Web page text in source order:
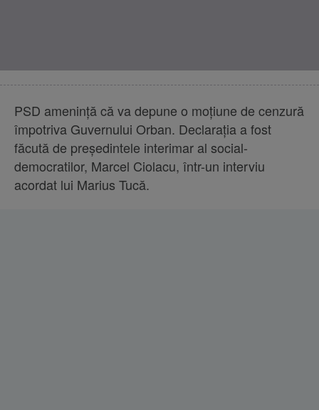
PSD ameninţă că va depune o moţiune de cenzură
împotriva Guvernului Orban. Declaraţia a fost
făcută de preşedintele interimar al social-
democratilor, Marcel Ciolacu, într-un interviu
acordat lui Marius Tucă.